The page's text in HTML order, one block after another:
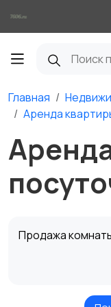
Главная
Аренда
Продажа